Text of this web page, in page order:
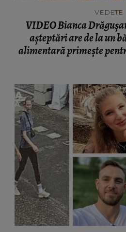
VEDETE
VIDEO Bianca
așteptări are de la un
alimentară primește